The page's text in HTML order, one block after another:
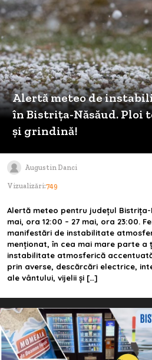
Alertă meteo de
în Bistrița-Năsăud. Ploi
și grindină!
Augustin Danci
Vizualizări:749
Alertă meteo pentru județul Bistrița-
mai, ora 12:00 – 27 mai, ora 23:00.
manifestări de instabilitate
menționat, în cea mai mare parte a
instabilitate atmosferică
prin averse, descărcări electrice,
ale vântului, vijelii și […]